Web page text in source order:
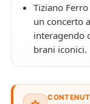
Tiziano
un concerto
interagendo
brani iconici.